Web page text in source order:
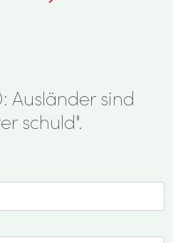
Ausländer sind
schuld".